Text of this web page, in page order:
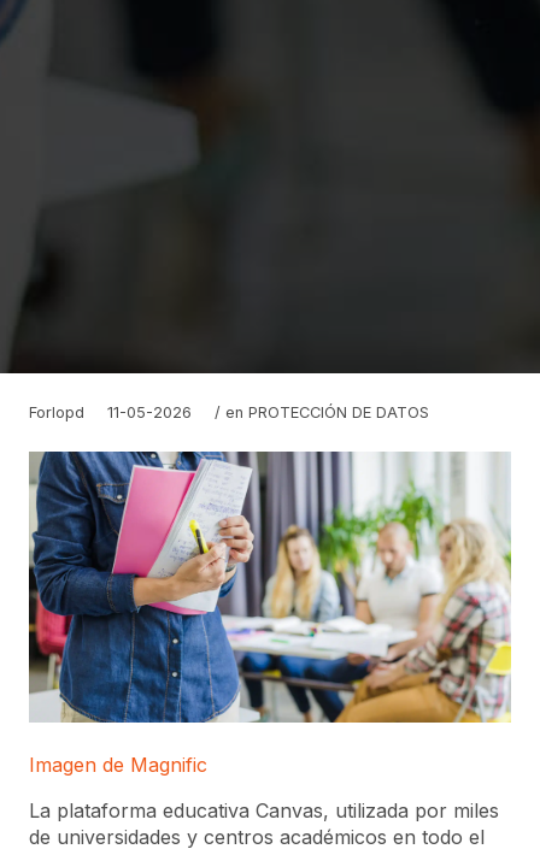
Forlopd 11-05-2026 / enPROTECCIÓN DE DATOS
Imagen de Magnific
La plataforma educativa Canvas, utilizada por miles
de universidades y centros académicos en todo el